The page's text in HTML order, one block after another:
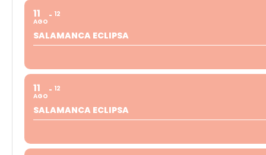
11
AGO
12
SALAMANCA ECLIPSA
11
AGO
12
SALAMANCA ECLIPSA